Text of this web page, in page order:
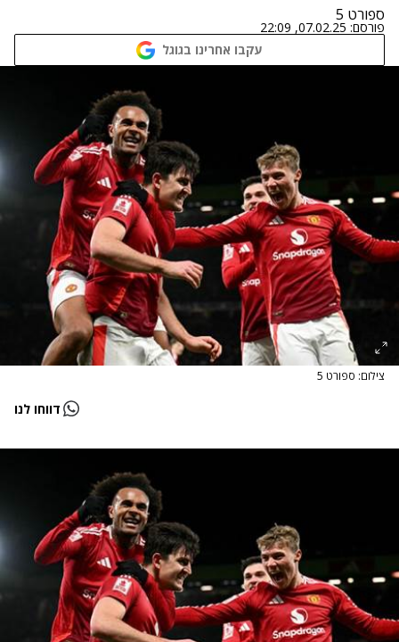
ספורט 5
פורסם: 07.02.25, 22:09
עקבו אחרינו בגוגל
צילום: ספורט 5
דווחו לנו